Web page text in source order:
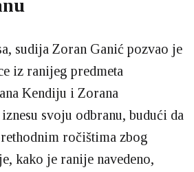
sudija Zoran Ganić pozvao je
iz ranijeg predmeta
Kendiju i Zorana
svoju odbranu, budući da
ročištima zbog
kako je ranije navedeno,